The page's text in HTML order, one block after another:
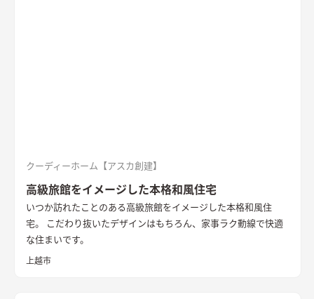
クーディーホーム【アスカ創建】
高級旅館をイメージした本格和風住宅
いつか訪れたことのある高級旅館をイメージした本格和風住
宅。 こだわり抜いたデザインはもちろん、家事ラク動線で快適
な住まいです。
上越市